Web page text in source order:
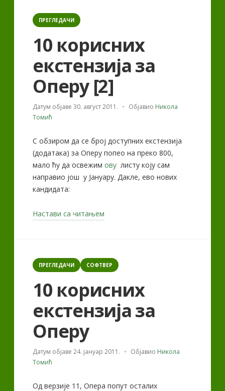
Categories
ПРЕГЛЕДАЧИ
10 корисних
екстензија за
Оперу [2]
Датум објаве30. август 2011. Објавио Никола
Томић
С обзиром да се број доступних екстензија
(додатака) за Оперу попео на преко 800,
мало ћу да освежимову листу коју сам
направио још у Јануару. Дакле, ево нових
кандидата:
Настави са читањем
Оперу
[2]“
Categories
ПРЕГЛЕДАЧИ СОФТВЕР
10 корисних
екстензија за
Оперу
Датум објаве24. јануар 2011. Објавио Никола
Томић
Од верзије 11, Опера попут осталих